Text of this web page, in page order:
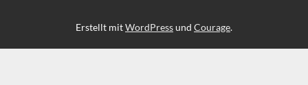
Erstellt mitWordPressund Courage.